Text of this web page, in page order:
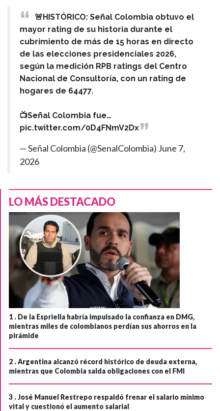
🚨HISTÓRICO: Señal Colombia obtuvo el
mayor rating de su historia durante el
cubrimiento de más de 15 horas en directo
de las elecciones presidenciales 2026,
según la medición RPB ratings del Centro
Nacional de Consultoría, con un rating de
hogares de 64477.
📺Señal Colombia fue…
pic.twitter.com/0D4FNmV2Dx
— Señal Colombia (@SenalColombia) June 7,
2026
LO MÁS DESTACADO
1 . De la Espriella habría impulsado la confianza en DMG,
mientras miles de colombianos perdían sus ahorros en la
pirámide
2 .Argentina alcanzó récord histórico de deuda externa,
mientras que Colombia salda obligaciones con el FMI
3 .José Manuel Restrepo respaldó frenar el salario mínimo
vital y cuestionó el aumento salarial